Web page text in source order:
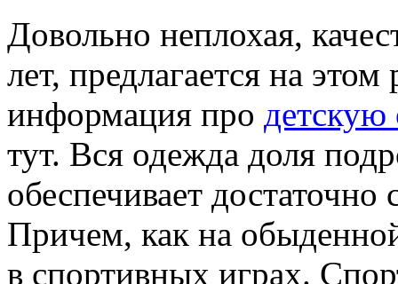
Довольно неплохая,
лет, предлагается на
информация про детскую
тут. Вся одежда доля
обеспечивает
Причем, как на
в спортивных играх.